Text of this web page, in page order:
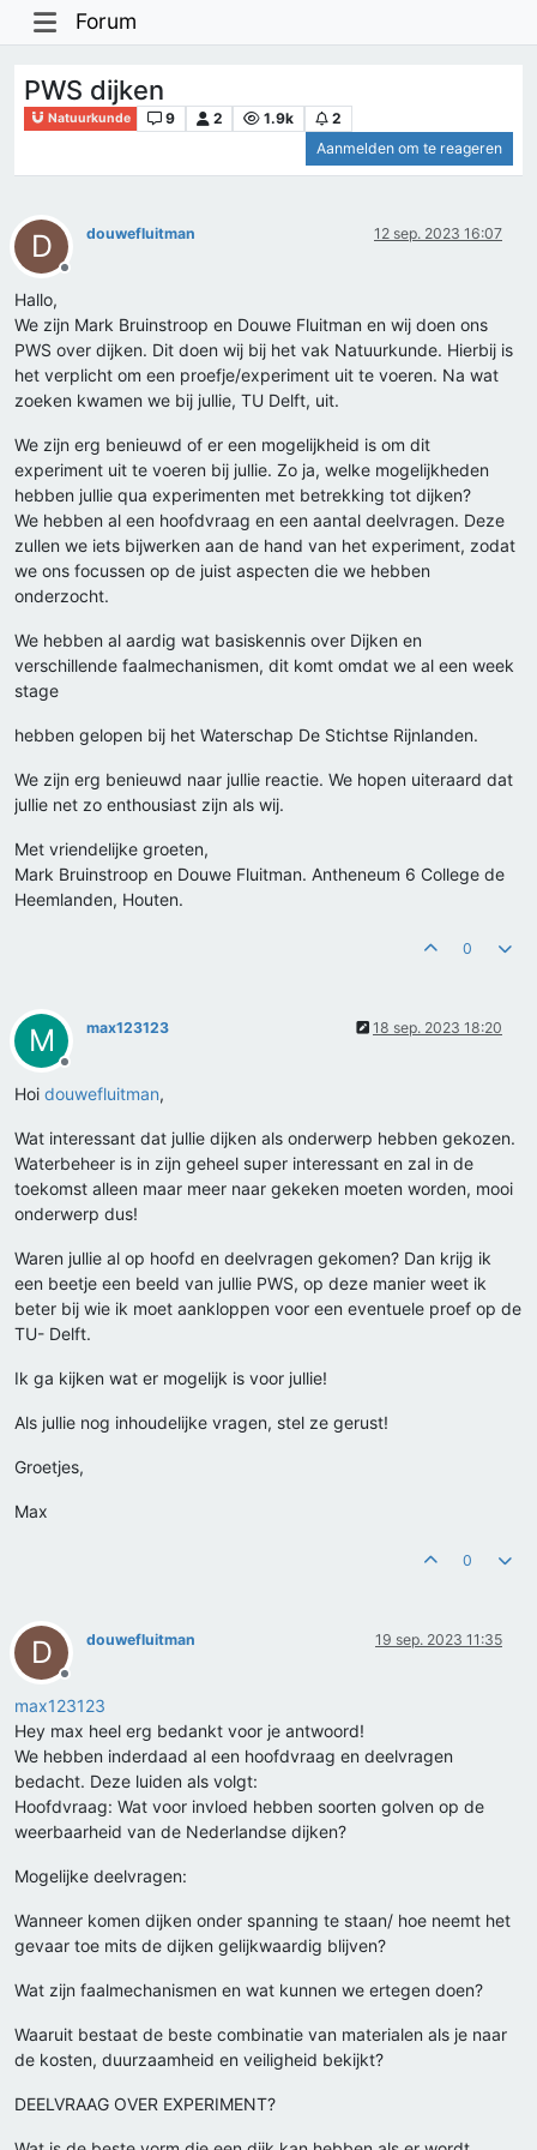
Forum
PWS dijken
Natuurkunde 9 2 1.9k
2
Aanmelden om te reageren
D
Offline
douwefluitman 12 sep. 2023 16:07
Hallo,
We zijn Mark Bruinstroop en Douwe Fluitman en wij doen ons
PWS over dijken. Dit doen wij bij het vak Natuurkunde. Hierbij is
het verplicht om een proefje/experiment uit te voeren. Na wat
zoeken kwamen we bij jullie, TU Delft, uit.
We zijn erg benieuwd of er een mogelijkheid is om dit
experiment uit te voeren bij jullie. Zo ja, welke mogelijkheden
hebben jullie qua experimenten met betrekking tot dijken?
We hebben al een hoofdvraag en een aantal deelvragen. Deze
zullen we iets bijwerken aan de hand van het experiment, zodat
we ons focussen op de juist aspecten die we hebben
onderzocht.
We hebben al aardig wat basiskennis over Dijken en
verschillende faalmechanismen, dit komt omdat we al een week
stage
hebben gelopen bij het Waterschap De Stichtse Rijnlanden.
We zijn erg benieuwd naar jullie reactie. We hopen uiteraard dat
jullie net zo enthousiast zijn als wij.
Met vriendelijke groeten,
Mark Bruinstroop en Douwe Fluitman. Antheneum 6 College de
Heemlanden, Houten.
0
M
Offline
max123123 18 sep. 2023 18:20
Hoi douwefluitman,
Wat interessant dat jullie dijken als onderwerp hebben gekozen.
Waterbeheer is in zijn geheel super interessant en zal in de
toekomst alleen maar meer naar gekeken moeten worden, mooi
onderwerp dus!
Waren jullie al op hoofd en deelvragen gekomen? Dan krijg ik
een beetje een beeld van jullie PWS, op deze manier weet ik
beter bij wie ik moet aankloppen voor een eventuele proef op de
TU- Delft.
Ik ga kijken wat er mogelijk is voor jullie!
Als jullie nog inhoudelijke vragen, stel ze gerust!
Groetjes,
Max
0
D
Offline
douwefluitman 19 sep. 2023 11:35
max123123
Hey max heel erg bedankt voor je antwoord!
We hebben inderdaad al een hoofdvraag en deelvragen
bedacht. Deze luiden als volgt:
Hoofdvraag: Wat voor invloed hebben soorten golven op de
weerbaarheid van de Nederlandse dijken?
Mogelijke deelvragen:
Wanneer komen dijken onder spanning te staan/ hoe neemt het
gevaar toe mits de dijken gelijkwaardig blijven?
Wat zijn faalmechanismen en wat kunnen we ertegen doen?
Waaruit bestaat de beste combinatie van materialen als je naar
de kosten, duurzaamheid en veiligheid bekijkt?
DEELVRAAG OVER EXPERIMENT?